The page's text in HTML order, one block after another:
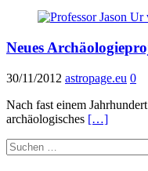
Neues
30/11/2012 astropage.eu 0
Nach fast einem
archäologisches […]
Suchen
nach: